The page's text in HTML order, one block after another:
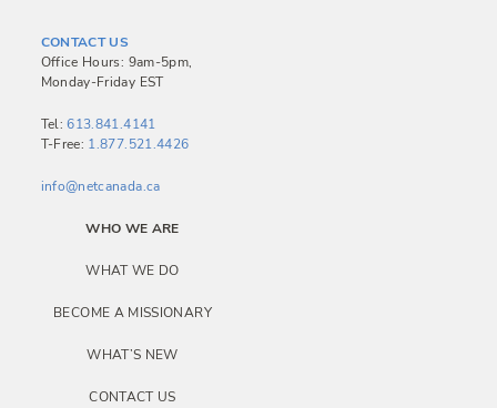
CONTACT US
Office Hours: 9am-5pm,
Monday-Friday EST
Tel:613.841.4141
T-Free: 1.877.521.4426
info@netcanada.ca
WHO WE ARE
WHAT WE DO
BECOME A MISSIONARY
WHAT’S NEW
CONTACT US